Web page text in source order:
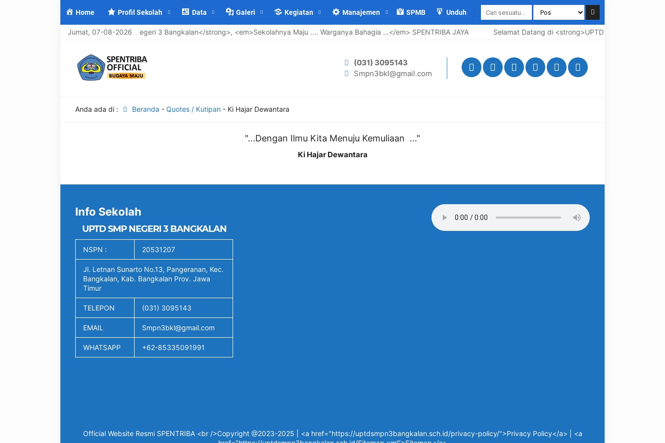
Home Profil Sekolah Data Galeri Kegiatan Manajemen SPMB Unduh
Jumat, 07-08-2026
Datang di <strong>UPTD SMP Negeri 3 Bangkalan</strong>, <em>Sekolahnya Maju .... Warganya Bahagia ...</em> SPENTRIBA JAYA Selamat Datang di <strong>UPTD SMP Negeri 3
(031) 3095143
Smpn3bkl@gmail.com
Anda ada di : Beranda - Quotes / Kutipan- Ki Hajar Dewantara
"...Dengan Ilmu Kita Menuju Kemuliaan ..."
Ki Hajar Dewantara
Info Sekolah
UPTD SMP NEGERI 3 BANGKALAN
NSPN : 20531207
Jl. Letnan Sunarto No.13, Pangeranan, Kec.
Bangkalan, Kab. Bangkalan Prov. Jawa
Timur
TELEPON (031) 3095143
EMAIL Smpn3bkl@gmail.com
WHATSAPP +62-85335091991
Official Website Resmi SPENTRIBA <br />Copyright @2023-2025 | <a href="https://uptdsmpn3bangkalan.sch.id/privacy-policy/">Privacy Policy</a> | <a